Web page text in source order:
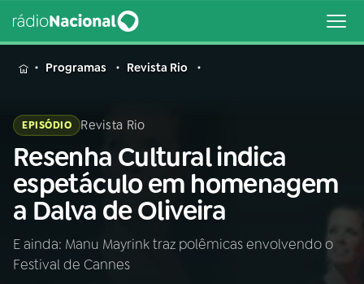
MENU
Buscar
na
Rádio
Nacional
Buscar
AO VIVO
Programas Revista Rio
EPISÓDIO Revista Rio
Resenha Cultural indica
espetáculo em homenagem
a Dalva de Oliveira
E ainda: Manu Mayrink traz polêmicas envolvendo o
Festival de Cannes